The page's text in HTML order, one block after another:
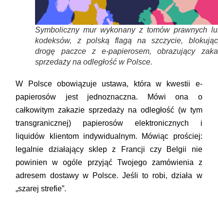
Symboliczny mur wykonany z tomów prawnych
kodeksów, z polską flagą na szczycie,
drogę paczce z e-papierosem, obrazujący
sprzedaży na odległość w Polsce.
W Polsce obowiązuje ustawa, która w kwestii e-
papierosów jest jednoznaczna. Mówi ona o
całkowitym zakazie sprzedaży na odległość (w tym
transgranicznej) papierosów elektronicznych i
liquidów klientom indywidualnym. Mówiąc prościej:
legalnie działający sklep z Francji czy Belgii nie
powinien w ogóle przyjąć Twojego zamówienia z
adresem dostawy w Polsce. Jeśli to robi, działa w
„szarej strefie”.